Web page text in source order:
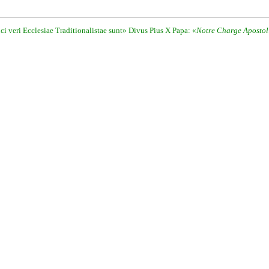
veri Ecclesiae Traditionalistae sunt» Divus Pius X Papa: «Notre Charge